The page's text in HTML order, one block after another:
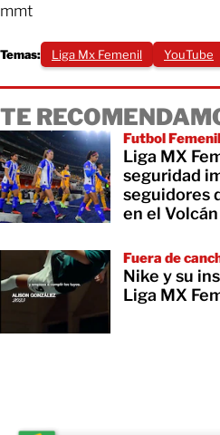
mmt
Temas: Liga Mx Femenil YouTube
TE
Futbol
Liga MX
seguridad
seguidores
en el Volcán
Fuera de
Nike y su
Liga MX